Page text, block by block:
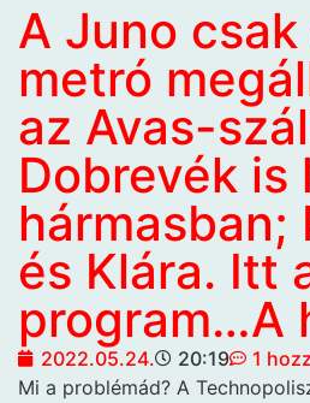
A Juno
metró
az Avas-
Dobrevék is
hármasban;
és Klára. Itt
program…A
2022.05.24. 20:19
1
Mi a problémád? A